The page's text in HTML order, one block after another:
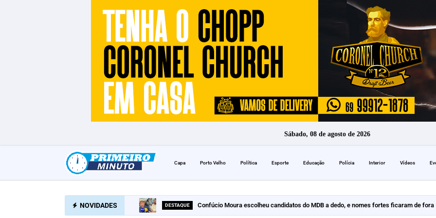
Sábado, 08 de agosto de 2026
Capa Porto Velho Política Esporte Educação Polícia Interior Vídeos
NOVIDADES DESTAQUE Confúcio Moura escolheu candidatos do MDB a dedo, e nomes fortes ficaram de fora